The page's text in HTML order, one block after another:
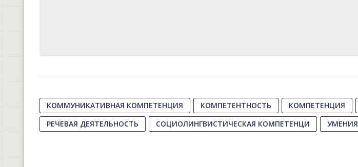
КОММУНИКАТИВНАЯ КОМПЕТЕНЦИЯ КОМПЕТЕНТНОСТЬ КОМПЕТЕНЦИЯ
РЕЧЕВАЯ ДЕЯТЕЛЬНОСТЬ
СОЦИОЛИНГВИСТИЧЕСКАЯ КОМПЕТЕНЦИ УМЕНИЯ